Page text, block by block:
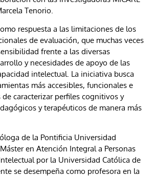
Tenorio.
respuesta a las limitaciones de los
de evaluación, que muchas veces
frente a las diversas
y necesidades de apoyo de las
intelectual. La iniciativa busca
más accesibles, funcionales e
de caracterizar perfiles cognitivos y
y terapéuticos de manera más
de la Pontificia Universidad
en Atención Integral a Personas
por la Universidad Católica de
se desempeña como profesora en la